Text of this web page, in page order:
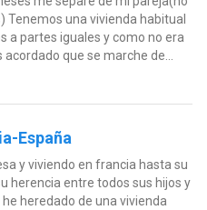
Tenemos una vivienda habitual
a partes iguales y como no era
que se marche de...
España
y viviendo en francia hasta su
herencia entre todos sus hijos y
heredado de una vivienda